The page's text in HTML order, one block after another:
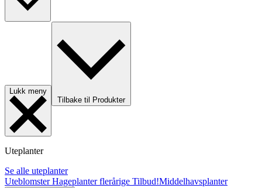
Lukk meny
Tilbake til Produkter
Uteplanter
Se alle uteplanter
UteblomsterHageplanter flerårige Tilbud!Middelhavsplanter